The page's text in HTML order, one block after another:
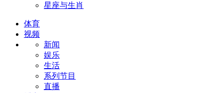
星座与生肖
体育
视频
新闻
娱乐
生活
系列节目
直播